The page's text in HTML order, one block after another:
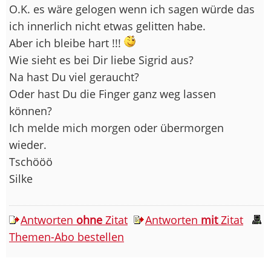
O.K. es wäre gelogen wenn ich sagen würde das
ich innerlich nicht etwas gelitten habe.
Aber ich bleibe hart !!!
Wie sieht es bei Dir liebe Sigrid aus?
Na hast Du viel geraucht?
Oder hast Du die Finger ganz weg lassen
können?
Ich melde mich morgen oder übermorgen
wieder.
Tschööö
Silke
Antworten ohne Zitat Antworten mitZitat
Themen-Abo bestellen